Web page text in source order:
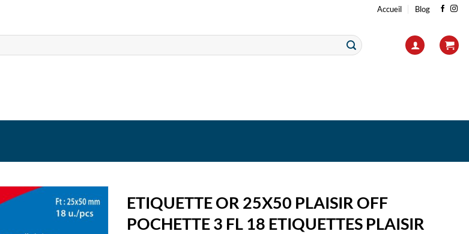
Accueil Blog
ETIQUETTE OR 25X50 PLAISIR OFF
POCHETTE 3 FL 18 ETIQUETTES PLAISIR